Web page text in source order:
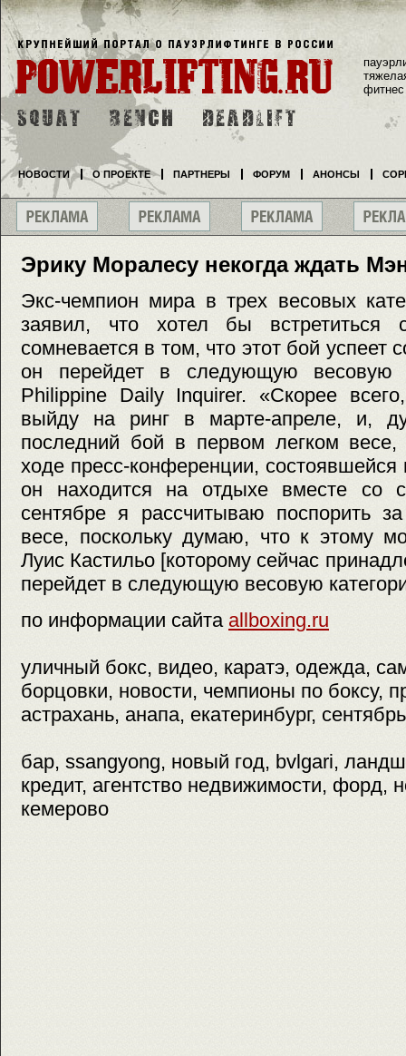
Эрику Моралесу некогда ждать
Экс-чемпион мира в трех весовых
заявил, что хотел бы
сомневается в том, что этот бой успеет
он перейдет в следующую весовую
Philippine Daily Inquirer. «Скорее
выйду на ринг в марте-апреле, и,
последний бой в первом легком
ходе пресс-конференции, состоявшейся
он находится на отдыхе вместе со
сентябре я рассчитываю поспорить
весе, поскольку думаю, что к этому
Луис Кастильо [которому сейчас
перейдет в следующую весовую
по информации сайта allboxing.ru
уличный бокс, видео, каратэ, одежда,
борцовки, новости, чемпионы по боксу,
астрахань, анапа, екатеринбург,
бар, ssangyong, новый год, bvlgari,
кредит, агентство недвижимости, форд,
кемерово
фитнес
НОВОСТИ О ПРОЕКТЕ ПАРТНЕРЫ ФОРУМ АНОНСЫ